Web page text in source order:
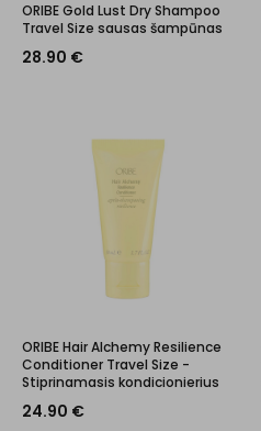
ORIBE Gold Lust Dry Shampoo
Travel Size sausas šampūnas
28.90 €
ORIBE Hair Alchemy Resilience
Conditioner Travel Size -
Stiprinamasis kondicionierius
24.90 €